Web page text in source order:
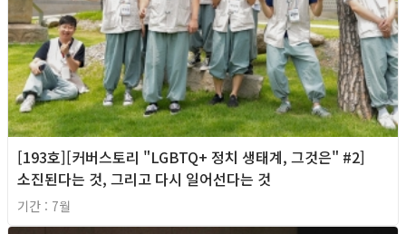
[193호][커버스토리 "LGBTQ+ 정치 생태계, 그것은" #2]
소진된다는 것, 그리고 다시 일어선다는 것
기간 : 7월